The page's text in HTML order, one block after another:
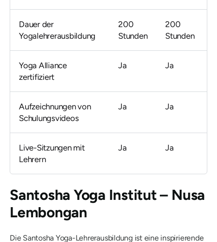
Dauer der
Yogalehrerausbildung
200
Stunden
200
Stunden
Yoga Alliance
zertifiziert
Ja Ja
Aufzeichnungen von
Schulungsvideos
Ja Ja
Live-Sitzungen mit
Lehrern
Ja Ja
Santosha Yoga Institut – Nusa
Lembongan
Die Santosha Yoga-Lehrerausbildung ist eine inspirierende